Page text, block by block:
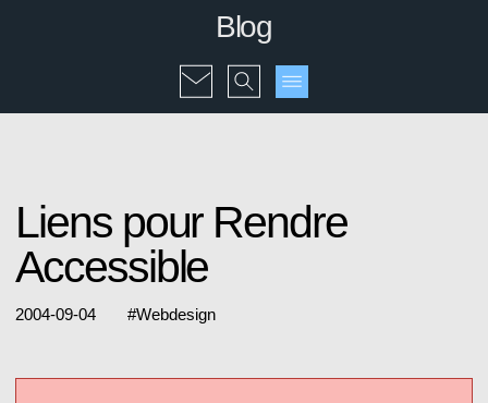
Blog
Liens pour Rendre
Accessible
2004-09-04 #Webdesign